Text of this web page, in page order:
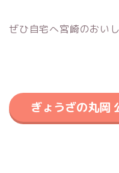
ぜひ自宅へ宮崎のおい
ぎょうざの丸岡